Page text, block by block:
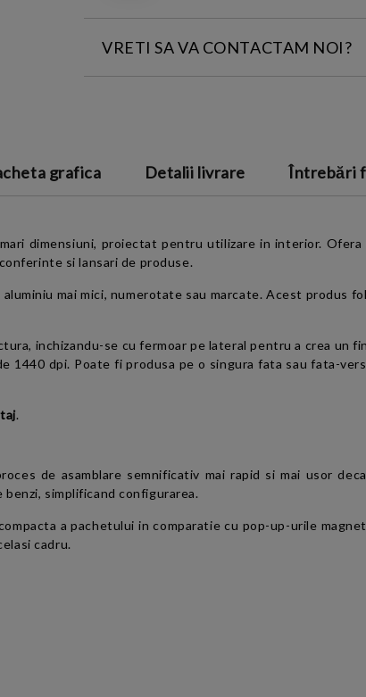
VRETI SA VA CONTACTAM NOI?
Sunt de acord cuTermenii si conditiile
de confidentialitate
grafica Detalii livrare Întrebări
dimensiuni, proiectat pentru utilizare in interior. Ofera
si lansari de produse.
mai mici, numerotate sau marcate. Acest produs
inchizandu-se cu fermoar pe lateral pentru a crea un
dpi. Poate fi produsa pe o singura fata sau fata-
.
de asamblare semnificativ mai rapid si mai usor
simplificand configurarea.
a pachetului in comparatie cu pop-up-urile
cadru.